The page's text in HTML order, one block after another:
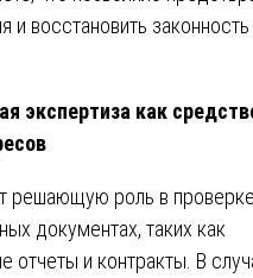
восстановить законность
экспертиза как
решающую роль в проверке
документах, таких как
отчеты и контракты. В